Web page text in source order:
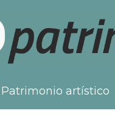
Patrimonio artístico